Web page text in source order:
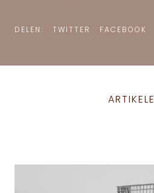
DELEN: TWITTER FACEBOOK